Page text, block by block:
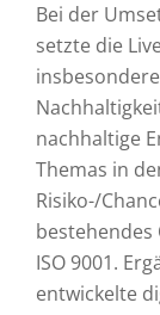
Bei der
setzte die
nachhaltige
Themas in
Risiko-/
ISO 9001.
entwickelte